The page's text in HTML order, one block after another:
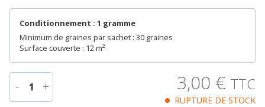
Conditionnement : 1 gramme
Minimum de graines par sachet : 30 graines
Surface couverte : 12 m²
- 1 + 3,00 € TTC
RUPTURE DE STOCK